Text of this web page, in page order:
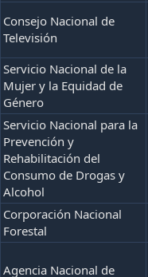
Consejo Nacional de
Televisión
Servicio Nacional de la
Mujer y la Equidad de
Género
Servicio Nacional para la
Prevención y
Rehabilitación del
Consumo de Drogas y
Alcohol
Corporación Nacional
Forestal
Agencia Nacional de